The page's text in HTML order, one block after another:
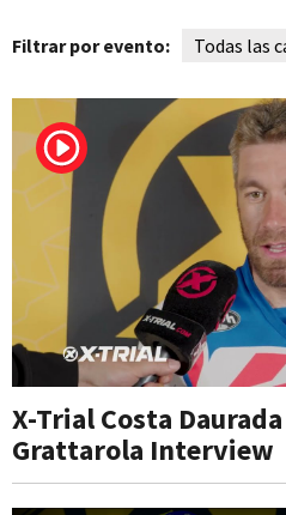
Filtrar por evento:
X-Trial Costa
Grattarola Interview